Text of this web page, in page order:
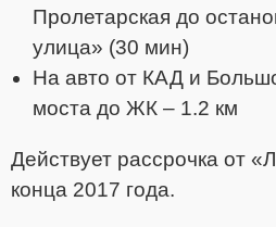
Пролетарская до
улица» (30 мин)
На авто от КАД и
моста до ЖК – 1.2 км
Действует рассрочка от
конца 2017 года.